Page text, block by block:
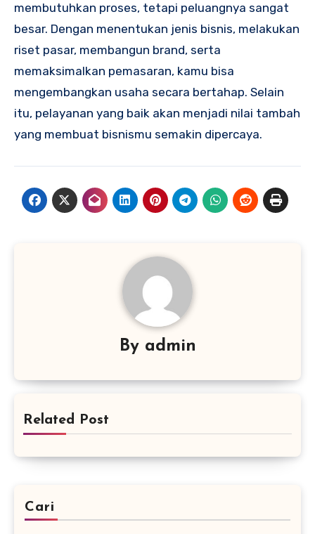
membutuhkan proses, tetapi peluangnya sangat
besar. Dengan menentukan jenis bisnis, melakukan
riset pasar, membangun brand, serta
memaksimalkan pemasaran, kamu bisa
mengembangkan usaha secara bertahap. Selain
itu, pelayanan yang baik akan menjadi nilai tambah
yang membuat bisnismu semakin dipercaya.
By admin
Related Post
Cari